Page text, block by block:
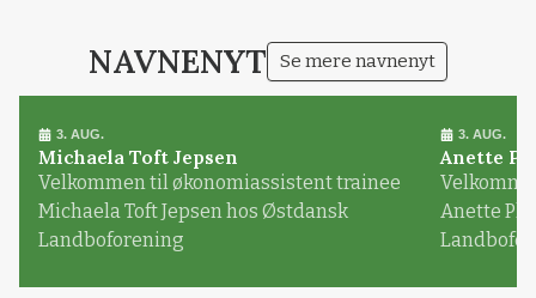
NAVNENYT Se mere navnenyt
3. AUG.
Michaela Toft Jepsen
Velkommen til økonomiassistent trainee
Michaela Toft Jepsen hos Østdansk
Landboforening
3. AUG.
Anette
Anette